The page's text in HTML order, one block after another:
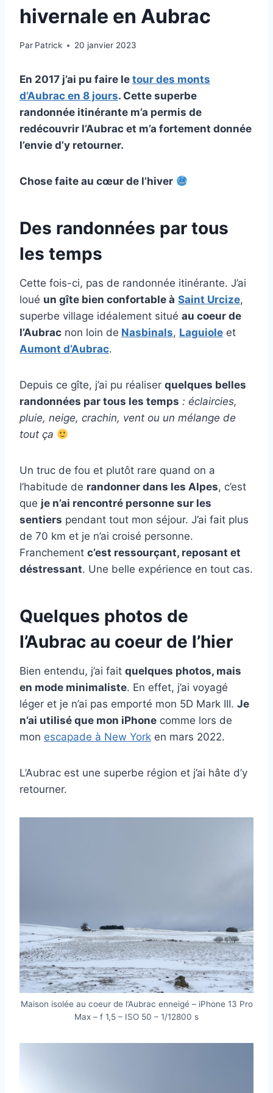
hivernale en Aubrac
Par Patrick 20 janvier 2023
En 2017 j’ai pu faire le tour des monts
d’Aubrac en 8 jours. Cette superbe
randonnée itinérante m’a permis de
redécouvrir l’Aubrac et m’a fortement donnée
l’envie d’y retourner.
Chose faite au cœur de l’hiver
Des randonnées par tous
les temps
Cette fois-ci, pas de randonnée itinérante. J’ai
loué un gîte bien confortable à Saint Urcize,
superbe village idéalement situé au coeur de
l’Aubrac non loin de Nasbinals, Laguiole et
Aumont d’Aubrac.
Depuis ce gîte, j’ai pu réaliser quelques belles
randonnées par tous les temps : éclaircies,
pluie, neige, crachin, vent ou un mélange de
tout ça
Un truc de fou et plutôt rare quand on a
l’habitude de randonner dans les Alpes, c’est
que je n’ai rencontré personne sur les
sentiers pendant tout mon séjour. J’ai fait plus
de 70 km et je n’ai croisé personne.
Franchement c’est ressourçant, reposant et
déstressant. Une belle expérience en tout cas.
Quelques photos de
l’Aubrac au coeur de l’hier
Bien entendu, j’ai fait quelques photos, mais
en mode minimaliste. En effet, j’ai voyagé
léger et je n’ai pas emporté mon 5D Mark III. Je
n’ai utilisé que mon iPhone comme lors de
mon escapade à New York en mars 2022.
L’Aubrac est une superbe région et j’ai hâte d’y
retourner.
Maison isolée au coeur de l’Aubrac enneigé – iPhone 13 Pro
Max – f 1,5 – ISO 50 – 1/12800 s